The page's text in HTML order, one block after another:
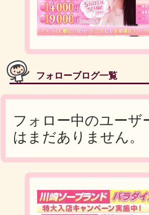
フォローブログ一覧
フォロー中のユーザ
はまだありません。